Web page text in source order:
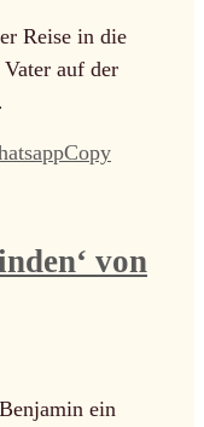
Reise in die
auf der
Copy
von
ein